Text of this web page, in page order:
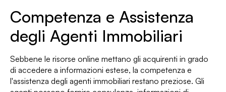
Competenza e Assistenza
degli Agenti Immobiliari
Sebbene le risorse online mettano gli acquirenti in grado
di accedere a informazioni estese, la competenza e
l'assistenza degli agenti immobiliari restano preziose. Gli